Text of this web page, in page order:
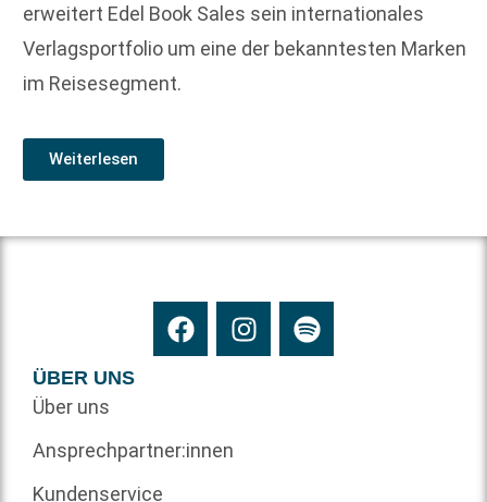
erweitert Edel Book Sales sein internationales
Verlagsportfolio um eine der bekanntesten Marken
im Reisesegment.
Weiterlesen
ÜBER UNS
Über uns
Ansprechpartner:innen
Kundenservice